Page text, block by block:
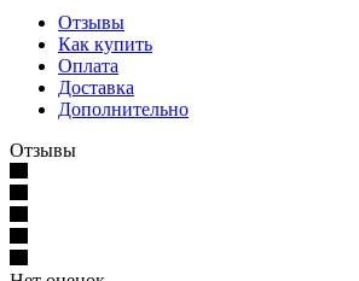
Отзывы
Как купить
Оплата
Доставка
Дополнительно
Отзывы